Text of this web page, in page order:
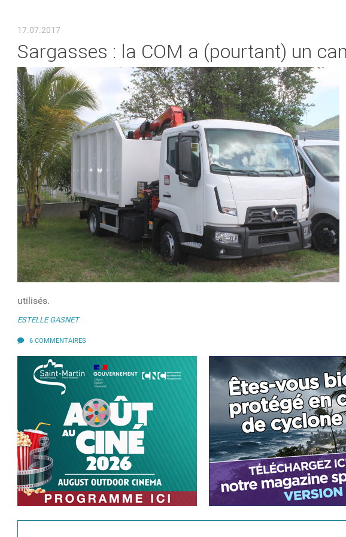
17.07.2017
Sargasses : la COM a (pourtant) un
utilisés.
ESTELLE GASNET
6 COMMENTAIRES